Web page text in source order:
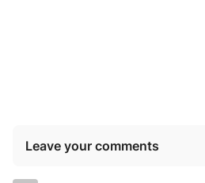
Leave your comments